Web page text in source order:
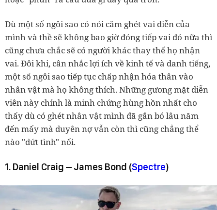
Dù một số ngôi sao có nói căm ghét vai diễn của
mình và thề sẽ không bao giờ đóng tiếp vai đó nữa thì
cũng chưa chắc sẽ có người khác thay thế họ nhận
vai. Đôi khi, cân nhắc lợi ích về kinh tế và danh tiếng,
một số ngôi sao tiếp tục chấp nhận hóa thân vào
nhân vật mà họ không thích. Những gương mặt diễn
viên này chính là minh chứng hùng hồn nhất cho
thấy dù có ghét nhân vật mình đã gắn bó lâu năm
đến mấy mà duyên nợ vẫn còn thì cũng chẳng thể
nào "dứt tình" nổi.
1. Daniel Craig – James Bond (Spectre)